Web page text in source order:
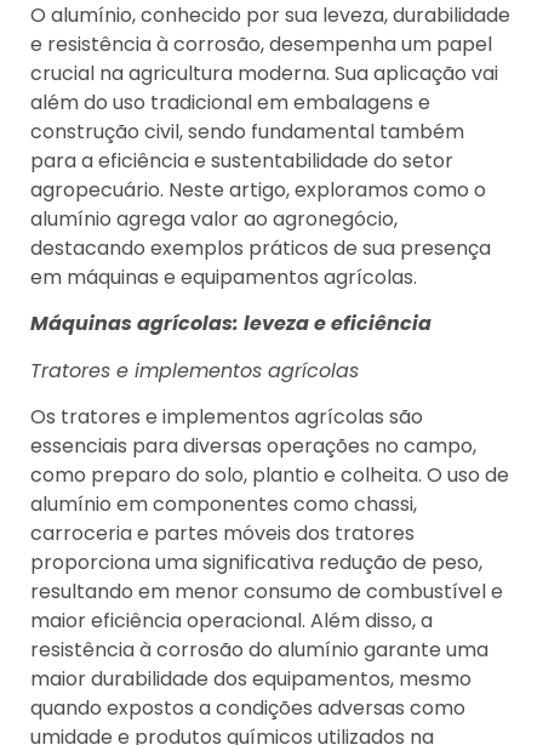
O alumínio, conhecido por sua leveza, durabilidade
e resistência à corrosão, desempenha um papel
crucial na agricultura moderna. Sua aplicação vai
além do uso tradicional em embalagens e
construção civil, sendo fundamental também
para a eficiência e sustentabilidade do setor
agropecuário. Neste artigo, exploramos como o
alumínio agrega valor ao agronegócio,
destacando exemplos práticos de sua presença
em máquinas e equipamentos agrícolas.
Máquinas agrícolas: leveza e eficiência
Tratores e implementos agrícolas
Os tratores e implementos agrícolas são
essenciais para diversas operações no campo,
como preparo do solo, plantio e colheita. O uso de
alumínio em componentes como chassi,
carroceria e partes móveis dos tratores
proporciona uma significativa redução de peso,
resultando em menor consumo de combustível e
maior eficiência operacional. Além disso, a
resistência à corrosão do alumínio garante uma
maior durabilidade dos equipamentos, mesmo
quando expostos a condições adversas como
umidade e produtos químicos utilizados na